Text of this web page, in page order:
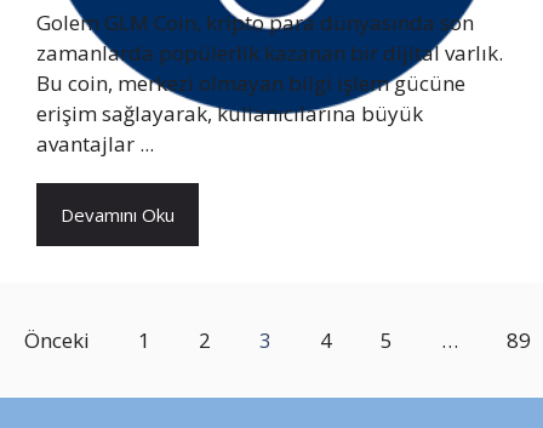
Golem GLM Coin, kripto para dünyasında son
zamanlarda popülerlik kazanan bir dijital varlık.
Bu coin, merkezi olmayan bilgi işlem gücüne
erişim sağlayarak, kullanıcılarına büyük
avantajlar ...
Devamını Oku
Önceki 1 2 3 4 5 … 89